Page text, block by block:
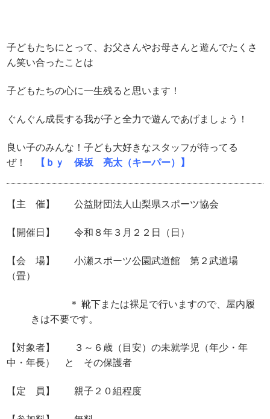
子どもたちにとって、お父さんやお母さんと遊んでたくさ
ん笑い合ったことは
子どもたちの心に一生残ると思います！
ぐんぐん成長する我が子と全力で遊んであげましょう！
良い子のみんな！子ども大好きなスタッフが待ってる
ぜ！
【ｂｙ 保坂 亮太（キーパー）】
【主 催】 公益財団法人山梨県スポーツ協会
【開催日】 令和８年３月２２日（日）
【会 場】 小瀬スポーツ公園武道館 第２武道場
（畳）
＊ 靴下または裸足で行いますので、屋内履
きは不要です。
【対象者】 ３～６歳（目安）の未就学児（年少・年
中・年長） と その保護者
【定 員】 親子２０組程度